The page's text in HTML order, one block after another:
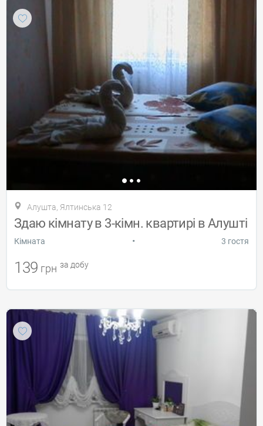
Алушта, Ялтинська 12
Здаю кімнату в 3-кімн. квартирі в Алушті
Кiмната • 3 гостя
139 грн за добу